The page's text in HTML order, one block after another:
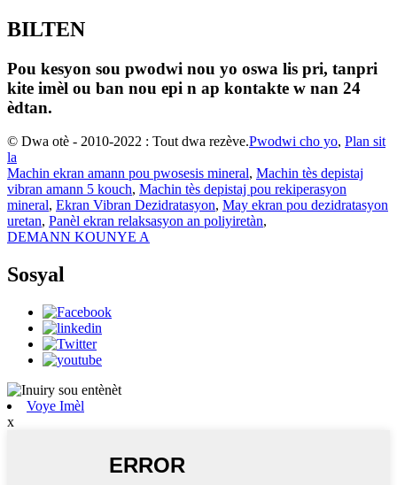
BILTEN
Pou kesyon sou pwodwi nou yo oswa lis pri, tanpri
kite imèl ou ban nou epi n ap kontakte w nan 24
èdtan.
© Dwa otè - 2010-2022 : Tout dwa rezève.Pwodwi cho yo, Plan sit
la
Machin ekran amann pou pwosesis mineral, Machin tès depistaj
vibran amann 5 kouch, Machin tès depistaj pou rekiperasyon
mineral, Ekran Vibran Dezidratasyon, May ekran pou dezidratasyon
uretan, Panèl ekran relaksasyon an poliyiretàn,
DEMANN KOUNYE A
Sosyal
Voye Imèl
x